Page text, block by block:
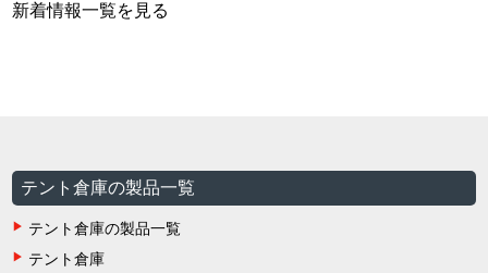
新着情報一覧を見る
テント倉庫の製品一覧
テント倉庫の製品一覧
テント倉庫